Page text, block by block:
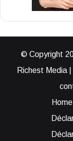
© Copyright
Richest Media
Home